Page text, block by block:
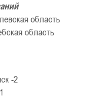
область
область
-2